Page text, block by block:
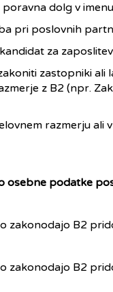
dolg v
pri poslovnih
za
zastopniki ali
z B2 (npr.
razmerju
osebne podatke
zakonodajo B2
zakonodajo B2